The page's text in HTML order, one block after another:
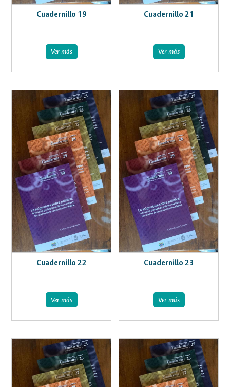
Cuadernillo 19
Ver más
Cuadernillo 21
Ver más
Cuadernillo 22
Ver más
Cuadernillo 23
Ver más